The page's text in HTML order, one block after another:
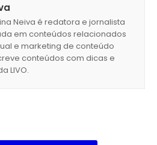
Neiva é redatora e jornalista
em conteúdos relacionados
e marketing de conteúdo
conteúdos com dicas e
LIVO.